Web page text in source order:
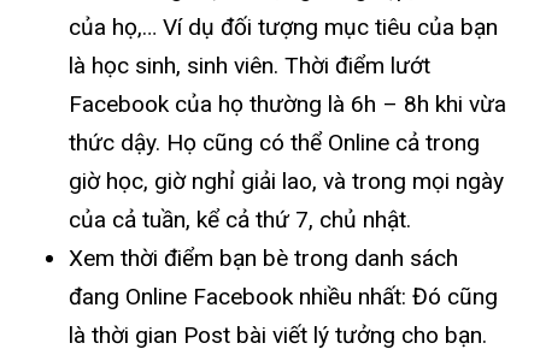
của họ,… Ví dụ đối tượng mục tiêu của bạn
là học sinh, sinh viên. Thời điểm lướt
Facebook của họ thường là 6h – 8h khi vừa
thức dậy. Họ cũng có thể Online cả trong
giờ học, giờ nghỉ giải lao, và trong mọi ngày
của cả tuần, kể cả thứ 7, chủ nhật.
Xem thời điểm bạn bè trong danh sách
đang Online Facebook nhiều nhất: Đó cũng
là thời gian Post bài viết lý tưởng cho bạn.